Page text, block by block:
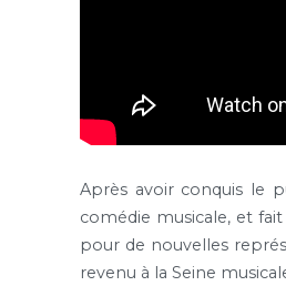
Après avoir conquis le
comédie musicale, et
pour de nouvelles
revenu à la Seine